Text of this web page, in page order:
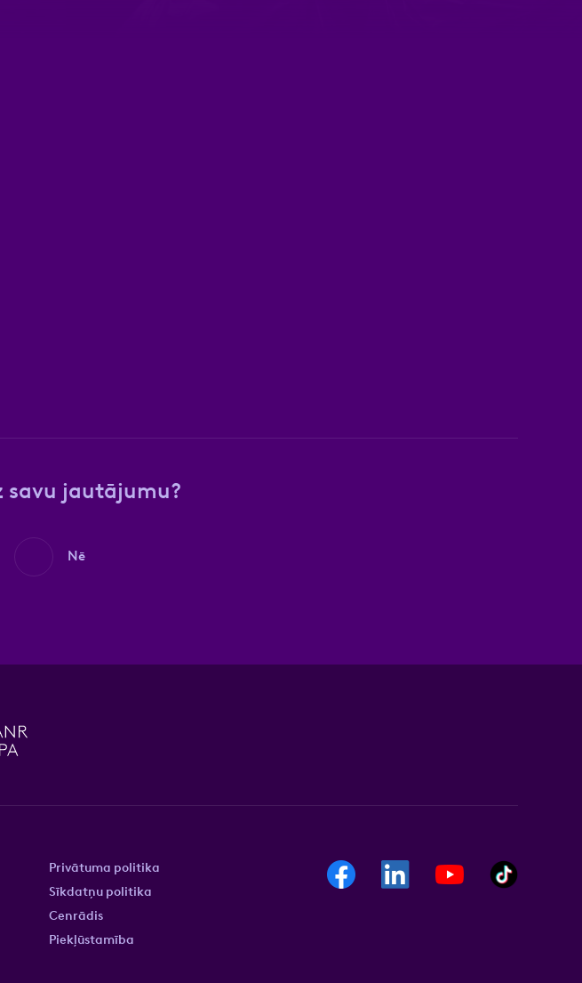
savu jautājumu?
Nē
Privātuma politika
Sīkdatņu politika
Cenrādis
Piekļūstamība